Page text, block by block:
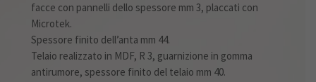
facce con pannelli dello spessore mm 3, placcati con
Microtek.
Spessore finito dell’anta mm 44.
Telaio realizzato in MDF, R 3, guarnizione in gomma
antirumore, spessore finito del telaio mm 40.